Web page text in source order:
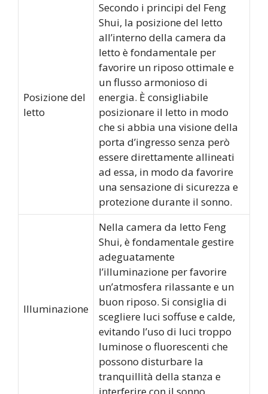
Posizione del
letto
Secondo i principi del Feng
Shui, la posizione del letto
all’interno della camera da
letto è fondamentale per
favorire un riposo ottimale e
un flusso armonioso di
energia. È consigliabile
posizionare il letto in modo
che si abbia una visione della
porta d’ingresso senza però
essere direttamente allineati
ad essa, in modo da favorire
una sensazione di sicurezza e
protezione durante il sonno.
Illuminazione
Nella camera da letto Feng
Shui, è fondamentale gestire
adeguatamente
l’illuminazione per favorire
un’atmosfera rilassante e un
buon riposo. Si consiglia di
scegliere luci soffuse e calde,
evitando l’uso di luci troppo
luminose o fluorescenti che
possono disturbare la
tranquillità della stanza e